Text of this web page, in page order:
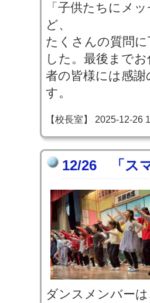
「子供たちにメ
ど、
たくさんの質問
した。最後まで
者の皆様には感
す。
【校長室】 2025-12-26
12/26 「ス
ダンスメンバー